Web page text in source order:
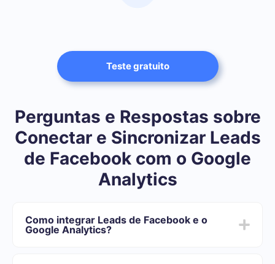
Teste gratuito
Perguntas e Respostas sobre
Conectar e Sincronizar Leads
de Facebook com o Google
Analytics
Como integrar Leads de Facebook e o
Google Analytics?